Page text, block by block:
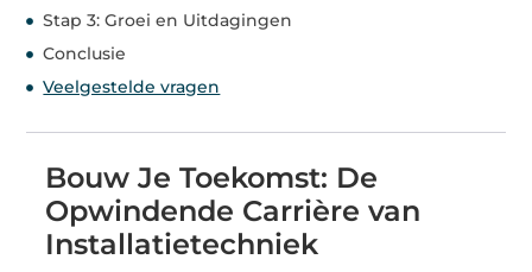
Stap 3: Groei en Uitdagingen
Conclusie
Veelgestelde vragen
Bouw Je Toekomst: De
Opwindende Carrière van
Installatietechniek